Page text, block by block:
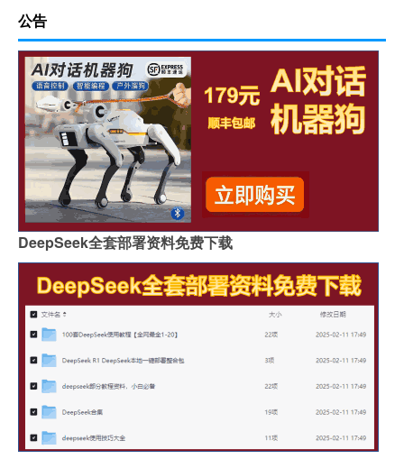
公告
DeepSeek全套部署资料免费下载